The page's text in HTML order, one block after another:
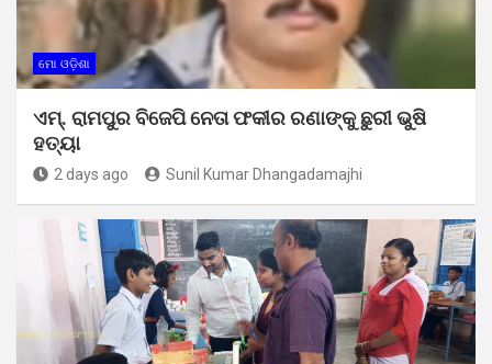
ମୋ ଓଡ଼ିଶା
ଏମ୍. ରାମପୁର ବିଜେପି ନେତା ଫକୀର ରଣାଙ୍କୁ ଛୁରୀ ଭୁଷି
ହତ୍ୟା
2 days ago Sunil Kumar Dhangadamajhi